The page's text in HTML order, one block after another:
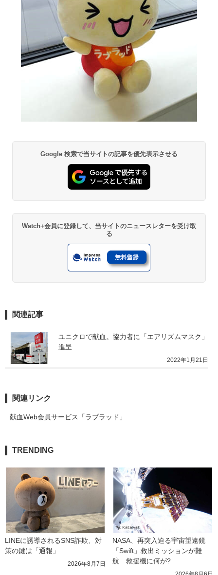
Google 検索で当サイトの記事を優先表示させる
Watch+会員に登録して、当サイトのニュースレターを受け取
る
関連記事
ユニクロで献血。協力者に「エアリズムマスク」
進呈
2022年1月21日
関連リンク
献血Web会員サービス「ラブラッド」
TRENDING
LINEに誘導されるSNS詐欺、対
策の鍵は「通報」
2026年8月7日
NASA、再突入迫る宇宙望遠鏡
「Swift」救出ミッションが難
航　救援機に何が?